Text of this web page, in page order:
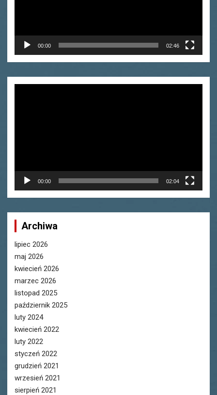
00:00 02:46
00:00 02:04
Archiwa
lipiec 2026
maj 2026
kwiecień 2026
marzec 2026
listopad 2025
październik 2025
luty 2024
kwiecień 2022
luty 2022
styczeń 2022
grudzień 2021
wrzesień 2021
sierpień 2021